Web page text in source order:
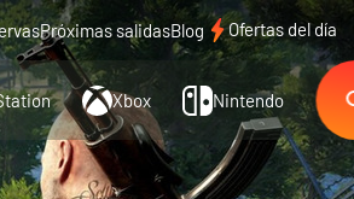
Próximas salidasBlog Ofertas del día
Xbox Nintendo